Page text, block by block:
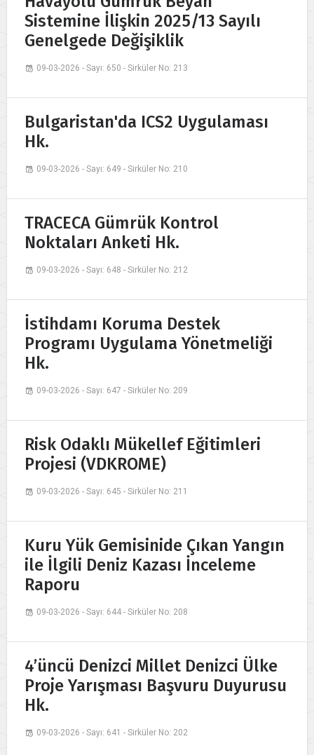
Sistemine İlişkin 2025/13 Sayılı
Genelgede Değişiklik
09-03-2026 - Sayı: 650 - Sirküler No: 213
Bulgaristan'da ICS2 Uygulaması
Hk.
09-03-2026 - Sayı: 649 - Sirküler No: 210
TRACECA Gümrük Kontrol
Noktaları Anketi Hk.
09-03-2026 - Sayı: 648 - Sirküler No: 212
İstihdamı Koruma Destek
Programı Uygulama Yönetmeliği
Hk.
09-03-2026 - Sayı: 647 - Sirküler No: 209
Risk Odaklı Mükellef Eğitimleri
Projesi (VDKROME)
09-03-2026 - Sayı: 645 - Sirküler No: 211
Kuru Yük Gemisinide Çıkan Yangın
ile İlgili Deniz Kazası İnceleme
Raporu
09-03-2026 - Sayı: 644 - Sirküler No: 208
4’üncü Denizci Millet Denizci Ülke
Proje Yarışması Başvuru Duyurusu
Hk.
09-03-2026 - Sayı: 641 - Sirküler No: 202